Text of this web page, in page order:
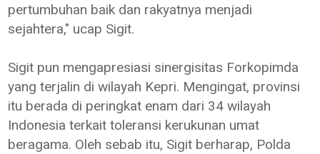
pertumbuhan baik dan rakyatnya menjadi
sejahtera," ucap Sigit.
Sigit pun mengapresiasi sinergisitas Forkopimda
yang terjalin di wilayah Kepri. Mengingat, provinsi
itu berada di peringkat enam dari 34 wilayah
Indonesia terkait toleransi kerukunan umat
beragama. Oleh sebab itu, Sigit berharap, Polda